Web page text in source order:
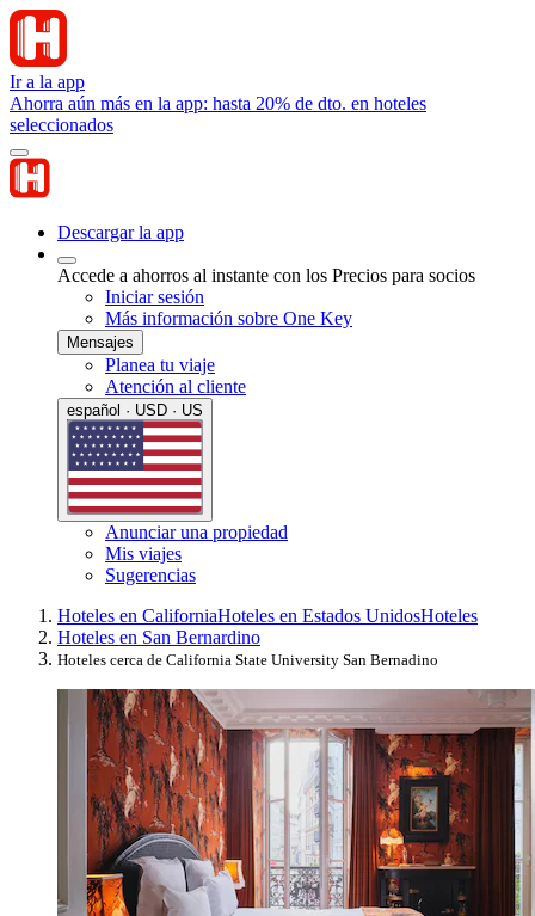
Ir a la app
Ahorra aún más en la app: hasta 20% de dto. en hoteles
seleccionados
Descargar la app
Accede a ahorros al instante con los Precios para socios
Iniciar sesión
Más información sobre One Key
Mensajes
Planea tu viaje
Atención al cliente
español · USD · US
Anunciar una propiedad
Mis viajes
Sugerencias
Hoteles en CaliforniaHoteles en Estados UnidosHoteles
Hoteles en San Bernardino
Hoteles cerca de California State University San Bernadino